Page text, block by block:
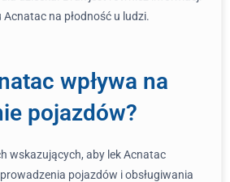
na płodność u ludzi.
wpływa na
pojazdów?
wskazujących, aby lek Acnatac
pojazdów i obsługiwania